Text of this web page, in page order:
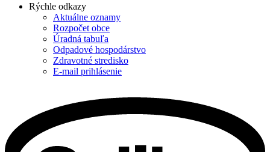
Rýchle odkazy
Aktuálne oznamy
Rozpočet obce
Úradná tabuľa
Odpadové hospodárstvo
Zdravotné stredisko
E-mail prihlásenie